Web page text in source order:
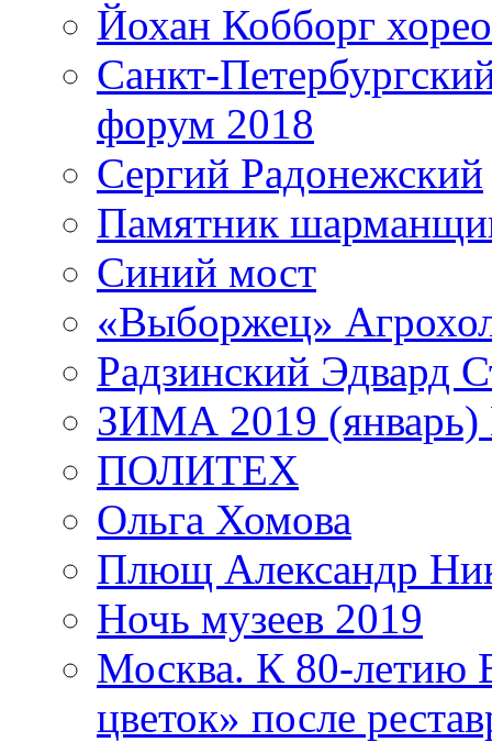
Йохан Кобборг
Санкт-
форум 2018
Сергий Радонежский
Памятник
Синий мост
«Выборжец»
Радзинский Эдвард
ЗИМА 2019 (январь)
ПОЛИТЕХ
Ольга Хомова
Плющ Александр
Ночь музеев 2019
Москва. К 80-
цветок» после